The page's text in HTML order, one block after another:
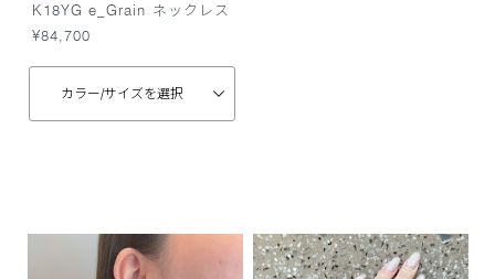
K18YG e_Grain ネックレス
¥84,700
カラー/サイズを選択